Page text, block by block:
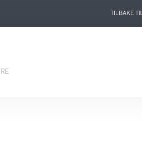
TILBAKE